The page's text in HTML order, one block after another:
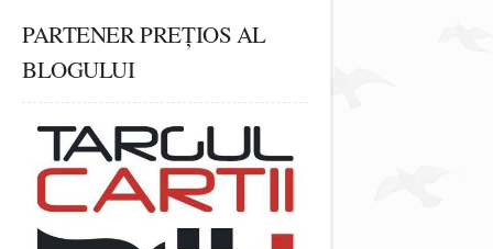
PARTENER PREȚIOS AL
BLOGULUI